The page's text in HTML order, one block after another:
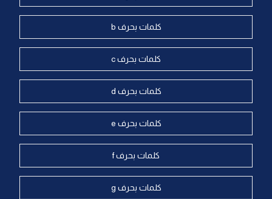
كلمات بحرف b
كلمات بحرف c
كلمات بحرف d
كلمات بحرف e
كلمات بحرف f
كلمات بحرف g